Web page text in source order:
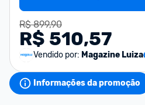
R$ 899,90
R$ 510,57
Vendido por: Magazine Luiza
Informações da promoção